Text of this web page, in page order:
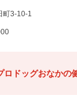
町3-10-1
ロドッグおなかの